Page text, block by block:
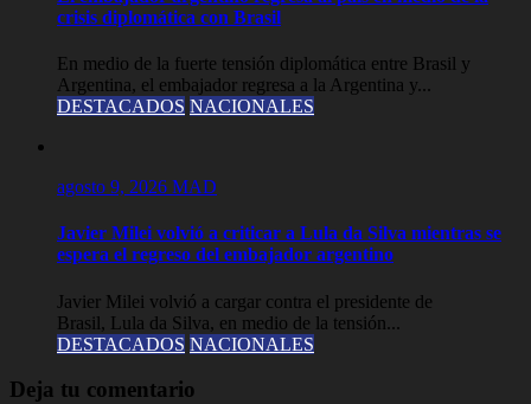
crisis diplomática con Brasil
En medio de la fuerte tensión diplomática entre Brasil y
Argentina, el embajador regresa a la Argentina y...
DESTACADOS NACIONALES
agosto 9, 2026 MAD
Javier Milei volvió a criticar a Lula da Silva mientras se
espera el regreso del embajador argentino
Javier Milei volvió a cargar contra el presidente de
Brasil, Lula da Silva, en medio de la tensión...
DESTACADOS NACIONALES
Deja tu comentario